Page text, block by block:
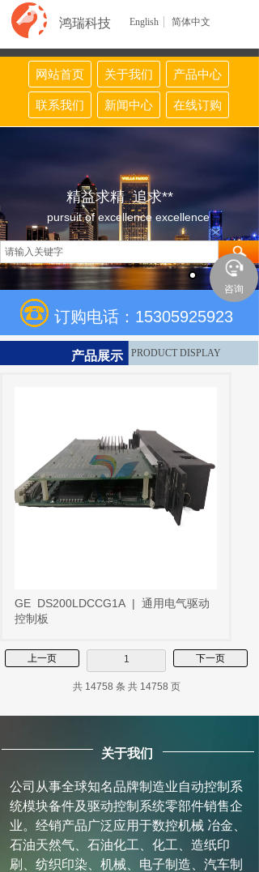
鸿瑞科技 English 简体中文
网站首页 关于我们 产品中心
联系我们 新闻中心 在线订购
精益求精 追求**
pursuit of excellence excellence
订购电话：15305925923
PRODUCT DISPLAY
产品展示
GE DS200LDCCG1A | 通用电气驱动
控制板
上一页 1 下一页
共 14758 条 共 14758 页
关于我们
公司从事全球知名品牌制造业自动控制系
统模块备件及驱动控制系统零部件销售企
业。经销产品广泛应用于数控机械 冶金、
石油天然气、石油化工、化工、造纸印
刷、纺织印染、机械、电子制造、汽车制
咨询